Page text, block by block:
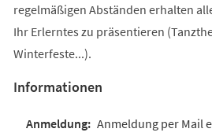
regelmäßigen Abständen erhalten
Ihr Erlerntes zu präsentieren
Winterfeste...).
Informationen
Anmeldung per Mail